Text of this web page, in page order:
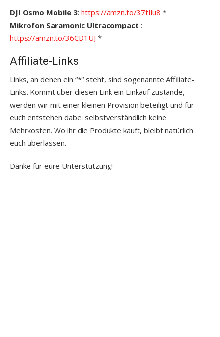
DJI Osmo Mobile 3: https://amzn.to/37tIlu8 *
Mikrofon Saramonic Ultracompact :
https://amzn.to/36CD1UJ *
Affiliate-Links
Links, an denen ein “*“ steht, sind sogenannte Affiliate-
Links. Kommt über diesen Link ein Einkauf zustande,
werden wir mit einer kleinen Provision beteiligt und für
euch entstehen dabei selbstverständlich keine
Mehrkosten. Wo ihr die Produkte kauft, bleibt natürlich
euch überlassen.
Danke für eure Unterstützung!